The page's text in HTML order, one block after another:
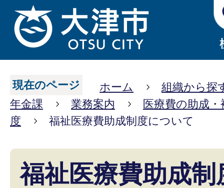
現在のページ ホーム
組織から探
年金課
業務案内
医療費の助成・
度
福祉医療費助成制度について
福祉医療費助成